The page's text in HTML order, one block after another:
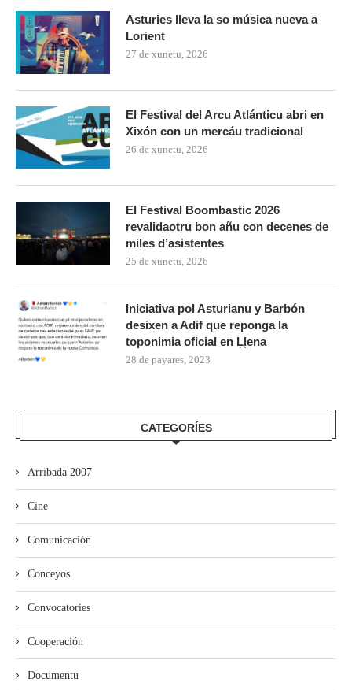
Asturies lleva la so música nueva a
Lorient
27 de xunetu, 2026
El Festival del Arcu Atlánticu abri en
Xixón con un mercáu tradicional
26 de xunetu, 2026
El Festival Boombastic 2026
revalidaotru bon añu con decenes de
miles d’asistentes
25 de xunetu, 2026
Iniciativa pol Asturianu y Barbón
desixen a Adif que reponga la
toponimia oficial en Ḷḷena
28 de payares, 2023
CATEGORÍES
Arribada 2007
Cine
Comunicación
Conceyos
Convocatories
Cooperación
Documentu